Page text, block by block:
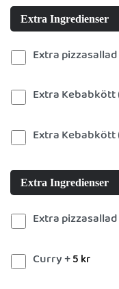
Extra Ingredienser
Extra
Extra
Extra
Extra Ingredienser
Extra
Curry +5 kr